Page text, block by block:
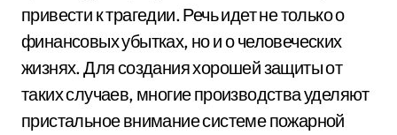
привести к трагедии. Речь идет не только о
финансовых убытках, но и о человеческих
жизнях. Для создания хорошей защиты от
таких случаев, многие производства уделяют
пристальное внимание системе пожарной